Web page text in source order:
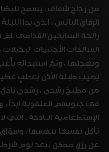
من زجاج شفاف ، يسمح
الزقاق البائس ، الذي بدا
رائحة السابحين القدامى .لمْ
السائحات الأجنبيات
وبهجتها ، وتمَّ استبداله
يصيب طبلة الأذن بعطبٍ
من مطبخ رشدي . رشدي نادلٌ
في جيوبهم المثقوبة أبداً ،
الإستطعامية الباذخة ، التي
تأكل نفسها بنفسها ،
عن رزقٍ ممكنٍ ، بعد نوم